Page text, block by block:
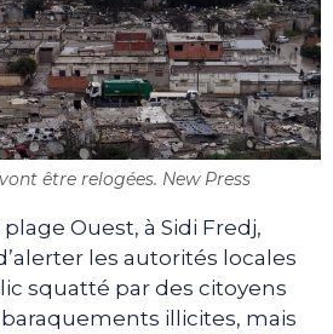
être relogées. New Press
Ouest, à Sidi Fredj,
les autorités locales
squatté par des citoyens
illicites, mais